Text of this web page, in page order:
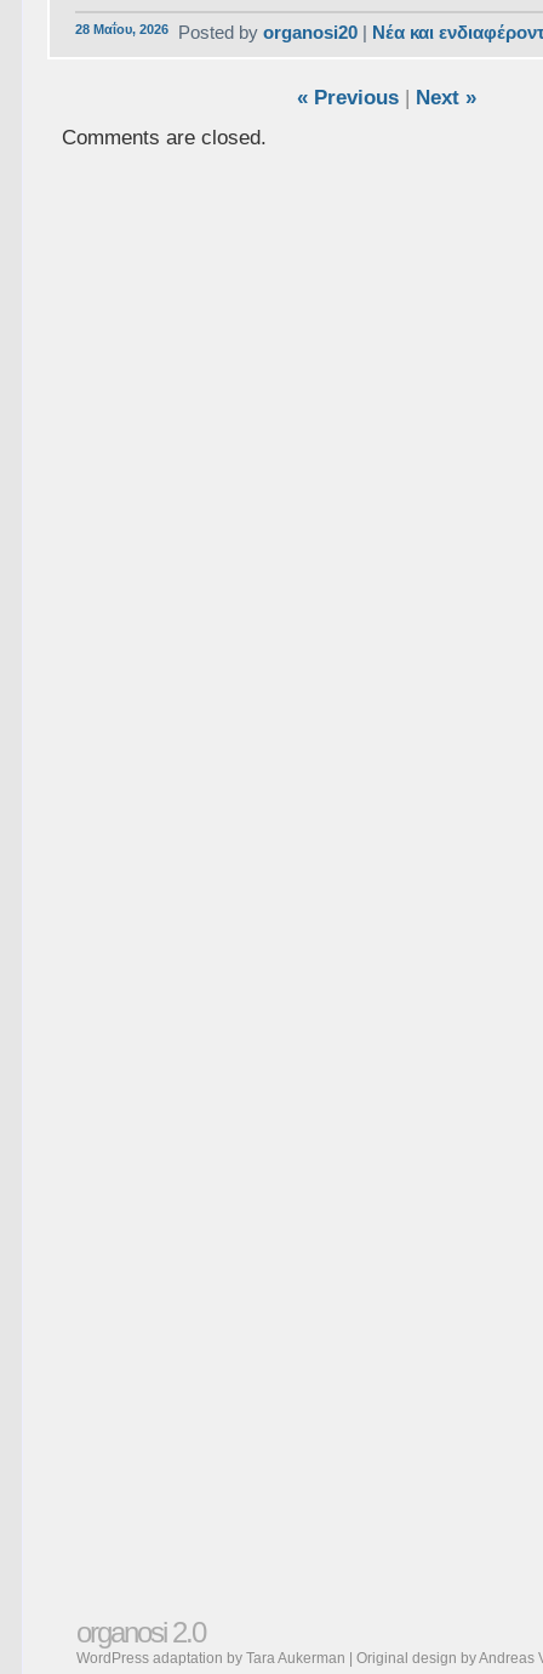
28 Μαΐου, 2026 Posted byorganosi20 | Νέα και
« Previous| Next »
Comments are closed.
organosi 2.0
WordPress adaptation by Tara Aukerman | Original design byAndreas